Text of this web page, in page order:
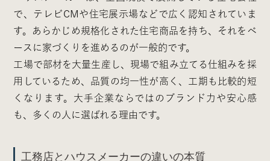
で、テレビCMや住宅展示場などで広く認知されていま
す。あらかじめ規格化された住宅商品を持ち、それをベ
ースに家づくりを進めるのが一般的です。
工場で部材を大量生産し、現場で組み立てる仕組みを採
用しているため、品質の均一性が高く、工期も比較的短
くなります。大手企業ならではのブランド力や安心感
も、多くの人に選ばれる理由です。
工務店とハウスメーカーの違いの本質